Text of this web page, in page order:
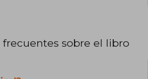
sobre el libro